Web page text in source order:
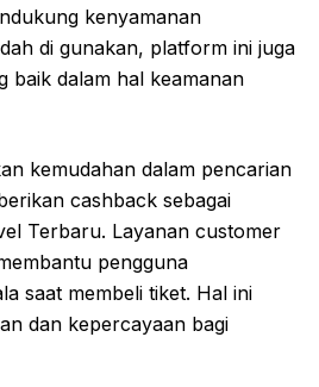
kenyamanan
di gunakan, platform ini juga
baik dalam hal keamanan
kemudahan dalam pencarian
cashback sebagai
Terbaru. Layanan customer
pengguna
saat membeli tiket. Hal ini
dan kepercayaan bagi